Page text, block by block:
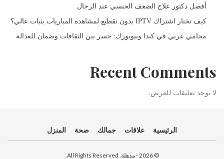
أفضل دكتور علاج الضعف الجنسي عند الرجال
كيف تختار اشتراك IPTV بدون تقطيع لمشاهدة المباريات بثبات عالي؟
محامي عربي في كندا ونيويورك: جسر بين الثقافات وضمان للعدالة
Recent Comments
لا توجد تعليقات للعرض.
الرئيسية علاقات جمالك صحة المنزل
© 2026 - مذهلة. All Rights Reserved.